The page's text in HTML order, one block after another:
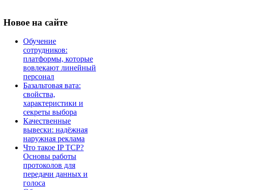
Новое на сайте
Обучение
сотрудников:
платформы, которые
вовлекают линейный
персонал
Базальтовая вата:
свойства,
характеристики и
секреты выбора
Качественные
вывески: надёжная
наружная реклама
Что такое IP TCP?
Основы работы
протоколов для
передачи данных и
голоса